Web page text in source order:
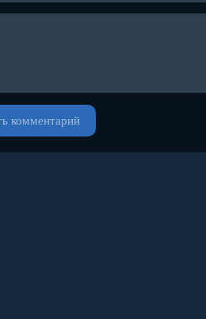
комментарий